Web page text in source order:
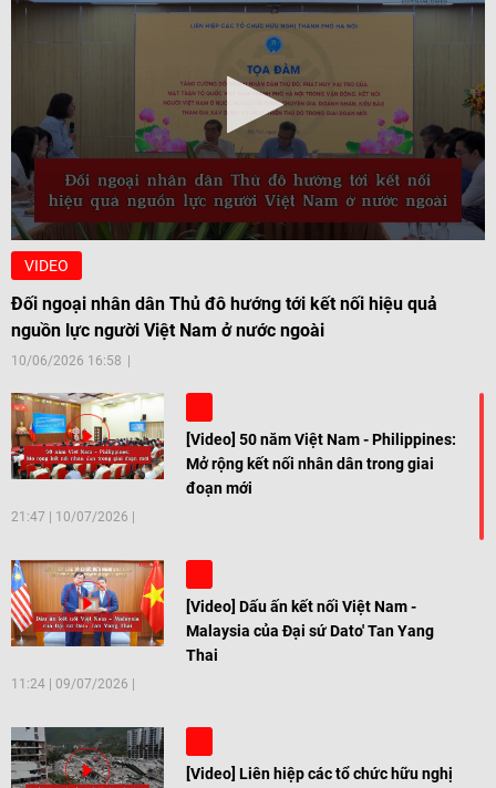
VIDEO
Đối ngoại nhân dân Thủ đô hướng tới kết nối hiệu quả
nguồn lực người Việt Nam ở nước ngoài
10/06/2026 16:58
[Video] 50 năm Việt Nam - Philippines:
Mở rộng kết nối nhân dân trong giai
đoạn mới
21:47 10/07/2026
[Video] Dấu ấn kết nối Việt Nam -
Malaysia của Đại sứ Dato' Tan Yang
Thai
11:24 09/07/2026
[Video] Liên hiệp các tổ chức hữu nghị